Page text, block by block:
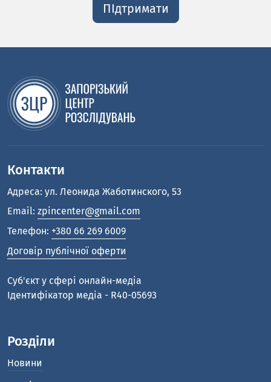
ПІдтримати
Контакти
Адреса: ул. Леонида Жаботинского, 53
Email: zpincenter@gmail.com
Телефон: +380 66 269 6009
Договір публічної оферти
Cуб'єкт у сфері онлайн-медіа
Ідентифікатор медіа - R40-05693
Розділи
Новини